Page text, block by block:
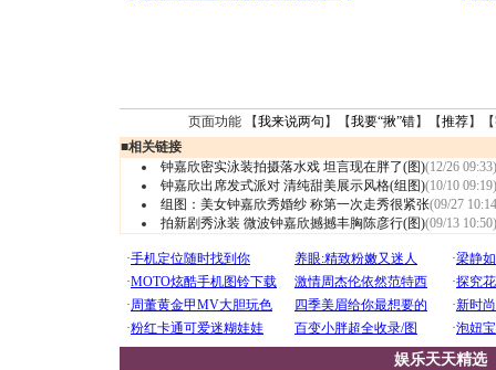
页面功能 【我来说两句 】【我要“揪”错】【推荐】
■相关链接
钟嘉欣密实泳装拍摄落水戏 坦言现在胖了(图)(12/26 09:33)
钟嘉欣出席发式派对 清纯甜美展示风格(组图)(10/10 09:19)
组图：美女钟嘉欣秀婚纱 称第一次走秀很紧张(09/27
拍新剧秀泳装 微波钟嘉欣撼撼丰胸陈彦行(图)(09/13 10:50)
娱乐天天精选